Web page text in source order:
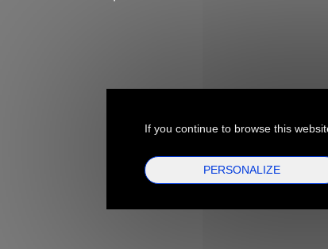
If you continue to browse this
PERSONALIZE